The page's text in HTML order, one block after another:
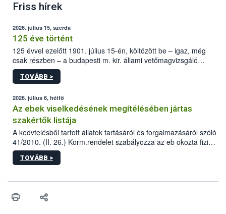
Friss hírek
2026. július 15, szerda
125 éve történt
125 évvel ezelőtt 1901. július 15-én, költözött be – igaz, még
csak részben – a budapesti m. kir. állami vetőmagvizsgáló
állomás a Kis Rókus utca 15. szám alatti, Czigler Győző által
tervezett új épületébe.
TOVÁBB >
2026. július 6, hétfő
Az ebek viselkedésének megítélésében jártas
szakértők listája
A kedvtelésből tartott állatok tartásáról és forgalmazásáról szóló
41/2010. (II. 26.) Korm.rendelet szabályozza az eb okozta fizikai
sérülés, illetve ennek veszélye keletkezésekor felmerülő
hatósági feladatokat, valamint a veszélyes eb tartását és annak
vonni az ebek viselkedésének megítélésében jártas szakértőt.
TOVÁBB >